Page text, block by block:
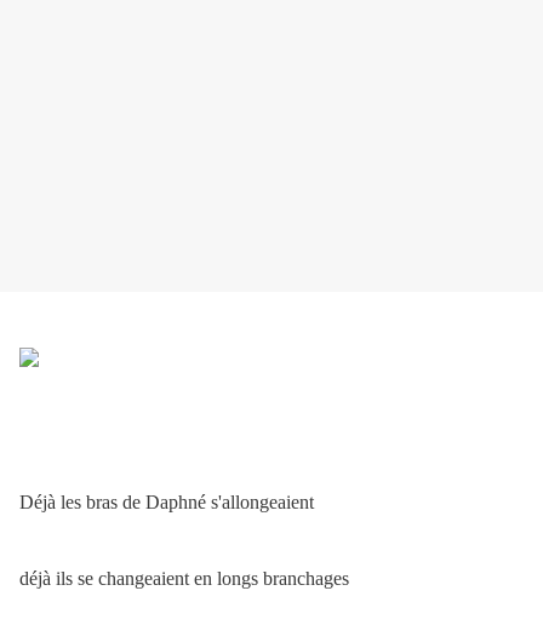
Déjà les bras de Daphné s'allongeaient
déjà ils se changeaient en longs branchages